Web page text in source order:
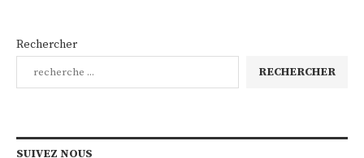
Rechercher
RECHERCHER
SUIVEZ NOUS